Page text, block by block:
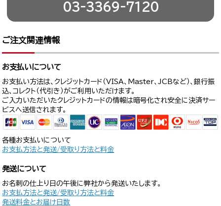
03-3369-7120
ご注文関連情報
お支払いについて
お支払い方法は、クレジットカード（VISA、Master、JCBなど）、銀行振
込、コレクト（代引き）がご利用いただけます。
ご入力いただいたクレジットカードの情報は暗号化され安全に決済サー
ビスへ送信されます。
各種お支払いについて
お支払方法と発送/受取り方法と料金
発送について
お名刺の仕上り日の午後に弊社から発送いたします。
お支払方法と発送/受取り方法と料金
発送料金とお届け日数